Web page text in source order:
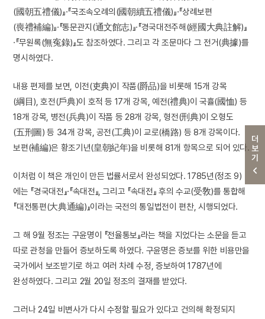
더보기
(國朝五禮儀)』·『국조속오례의(國朝續五禮儀)』·『상례보편
(喪禮補編)』·『통문관지(通文館志)』·『경국대전주해(經國大典註解)』
·『무원록(無寃錄)』도 참조하였다. 그리고 각 조문마다 그 전거(典據)를
명시하였다.
내용 편제를 보면, 이전(吏典)이 작품(爵品)을 비롯해 15개 강목
(綱目), 호전(戶典)이 호적 등 17개 강목, 예전(禮典)이 국휼(國恤) 등
18개 강목, 병전(兵典)이 작품 등 28개 강목, 형전(刑典)이 오형도
(五刑圖) 등 34개 강목, 공전(工典)이 교로(橋路) 등 8개 강목이다.
보편(補編)은 황조기년(皇朝紀年)을 비롯해 81개 항목으로 되어 있다.
이처럼 이 책은 개인이 만든 법률서로서 완성되었다. 1785년(정조 9)
에는 『경국대전』·『속대전』, 그리고 『속대전』 후의 수교(受敎)를 통합해
『대전통편(大典通編)』이라는 국전의 통일법전이 편찬, 시행되었다.
그 해 9월 정조는 구윤명이 『전율통보』라는 책을 지었다는 소문을 듣고
따로 관청을 만들어 증보하도록 하였다. 구윤명은 증보를 위한 비용만을
국가에서 보조받기로 하고 여러 차례 수정, 증보하여 1787년에
완성하였다. 그리고 2월 20일 정조의 결재를 받았다.
그러나 24일 비변사가 다시 수정할 필요가 있다고 건의해 확정되지